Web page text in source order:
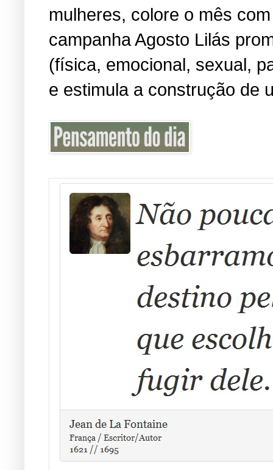
mulheres, colore o mês
campanha Agosto Lilás
(física, emocional, sexual,
e estimula a construção de